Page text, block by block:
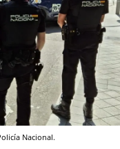
Nacional.